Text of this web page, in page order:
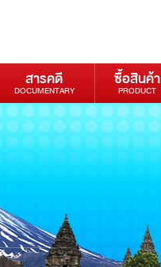
สารคดี
DOCUMENTARY
ซื้อสินค้า
PRODUCT